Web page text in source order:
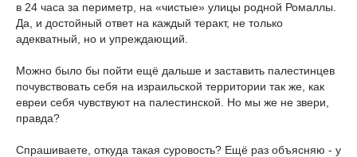
в 24 часа за периметр, на «чистые» улицы родной Ромаллы.
Да, и достойный ответ на каждый теракт, не только
адекватный, но и упреждающий.
Можно было бы пойти ещё дальше и заставить палестинцев
почувствовать себя на израильской территории так же, как
евреи себя чувствуют на палестинской. Но мы же не звери,
правда?
Спрашиваете, откуда такая суровость? Ещё раз объясняю - у